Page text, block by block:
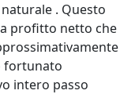
. Questo
profitto netto che
fortunato
intero passo